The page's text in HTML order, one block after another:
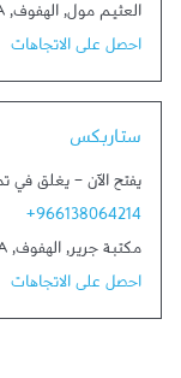
العثيم مول, الهفوف,
احصل على الاتجاهات
ستاربكس
يفتح الآن -يغلق في
+966138064214
مكتبة جرير, الهفوف,
احصل على الاتجاهات